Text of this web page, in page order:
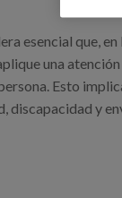
esencial que,
una
Esto
discapacidad y